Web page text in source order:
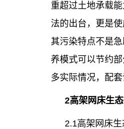
重超过土地承载
法的出台，更是
其污染特点不是
养模式可以节约
多实际情况，配
2高架网床生
2.1高架网床